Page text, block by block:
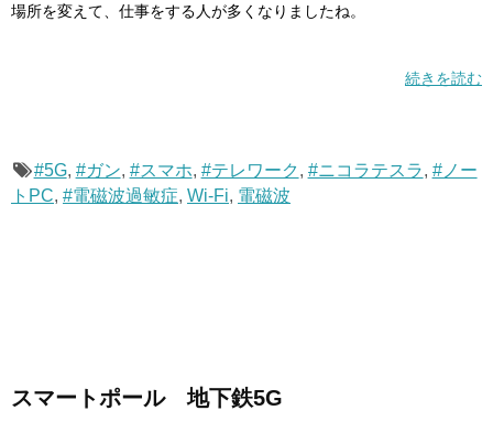
場所を変えて、仕事をする人が多くなりましたね。
続きを読む
#5G, #ガン, #スマホ, #テレワーク , #ニコラテスラ, #ノー
トPC, #電磁波過敏症, Wi-Fi, 電磁波
スマートポール 地下鉄5G